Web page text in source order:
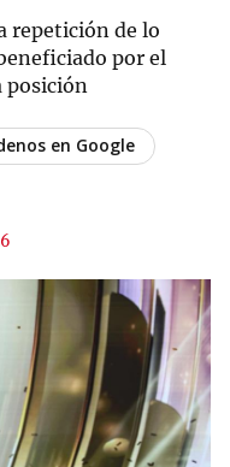
repetición de lo
por el
posición
en Google